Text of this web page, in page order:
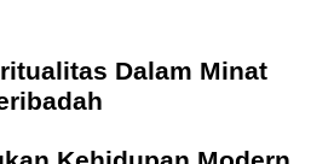
Dalam Minat